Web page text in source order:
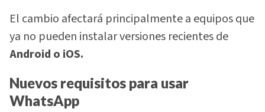
El cambio afectará principalmente a equipos que
ya no pueden instalar versiones recientes de
Android o iOS.
Nuevos requisitos para usar
WhatsApp